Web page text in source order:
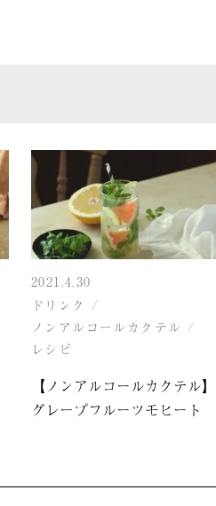
2021.4.30
ドリンク /
ノンアルコールカクテル /
レシピ
【ノンアルコールカクテル】
グレープフルーツモヒート